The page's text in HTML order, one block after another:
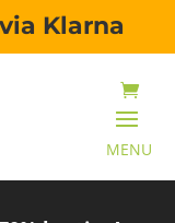
Klarna